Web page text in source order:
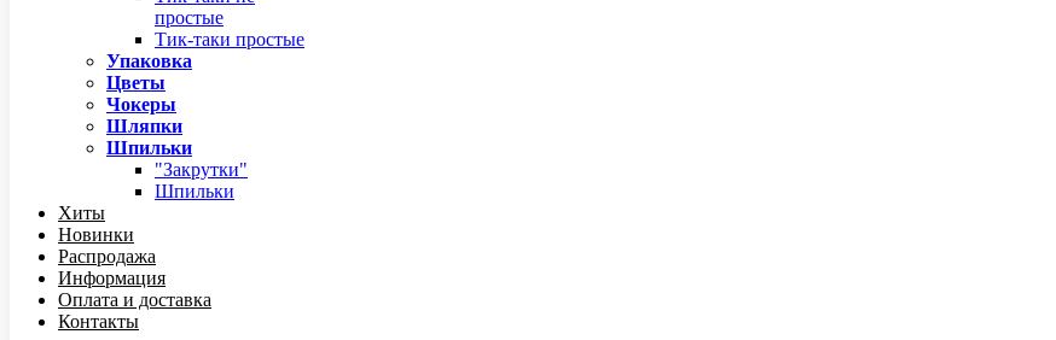
простые
Тик-таки простые
Упаковка
Цветы
Чокеры
Шляпки
Шпильки
"Закрутки"
Шпильки
Хиты
Новинки
Распродажа
Информация
Оплата и доставка
Контакты